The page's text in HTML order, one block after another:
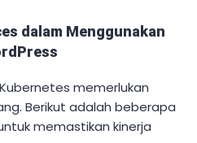
dalam Menggunakan
memerlukan
Berikut adalah beberapa
memastikan kinerja